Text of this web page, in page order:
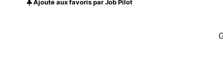
Ajouté aux favoris par Job Pilot